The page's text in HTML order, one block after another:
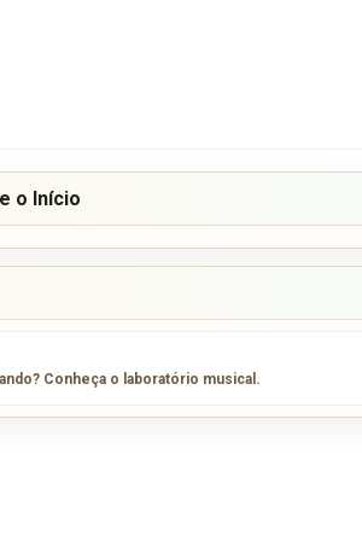
o Início
Conheça o laboratório musical.